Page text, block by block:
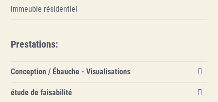
immeuble résidentiel
Prestations:
Conception / Ébauche - Visualisations
étude de faisabilité